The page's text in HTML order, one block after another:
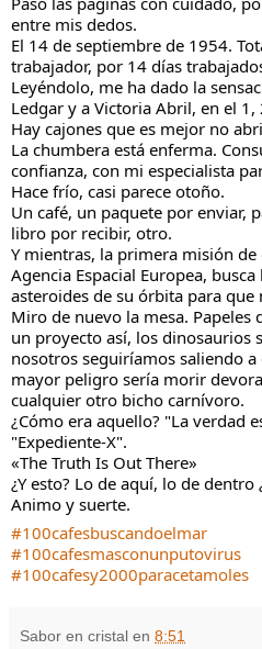
entre mis dedos.
El 14 de septiembre de 1954.
trabajador, por 14 días
Leyéndolo, me ha dado la
Ledgar y a Victoria Abril, en el 1,
Hay cajones que es mejor no
La chumbera está enferma.
confianza, con mi especialista
Hace frío, casi parece otoño.
Un café, un paquete por enviar,
libro por recibir, otro.
Y mientras, la primera misión
Agencia Espacial Europea,
asteroides de su órbita para
Miro de nuevo la mesa. Papeles
un proyecto así, los dinosaurios
nosotros seguiríamos saliendo a
mayor peligro sería morir
cualquier otro bicho carnívoro.
¿Cómo era aquello? "La verdad
"Expediente-X".
«The Truth Is Out There»
¿Y esto? Lo de aquí, lo de dentro
Animo y suerte.
#100cafesbuscandoelmar
#100cafesmasconunputovirus
#100cafesy2000paracetamoles
Sabor en cristal en 8:51